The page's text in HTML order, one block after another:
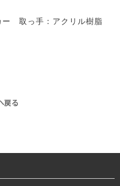
取っ手：アクリル樹脂